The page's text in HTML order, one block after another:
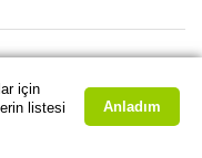
için
listesi
Anladım